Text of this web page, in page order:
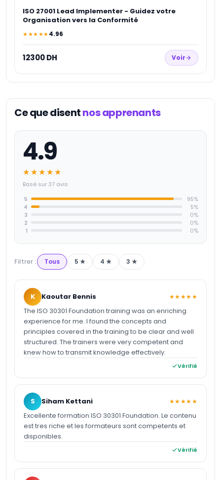
ISO 27001 Lead Implementer - Guidez votre
Organisation vers la Conformité
★★★★★4.96
12300 DH Voir
Ce que disentnos apprenants
4.9
★★★★★
Basé sur 37 avis
5
95%
4
5%
3
0%
2
0%
1
0%
Filtrer : Tous 5 ★ 4 ★ 3 ★
K Kaoutar Bennis ★★★★★
The ISO 30301 Foundation training was an enriching
experience for me. I found the concepts and
principles covered in the training to be clear and well
structured. The trainers were very competent and
knew how to transmit knowledge effectively.
Vérifié
S Siham Kettani ★★★★★
Excellente formation ISO 30301 Foundation. Le contenu
est tres riche et les formateurs sont competents et
disponibles.
Vérifié